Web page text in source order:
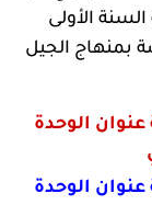
الأولى
بمنهاج الجيل
عنوان الوحدة
عنوان الوحدة